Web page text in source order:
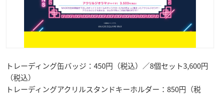
トレーディング缶バッジ：450円（税込）／8個セット3,600円
（税込）
トレーディングアクリルスタンドキーホルダー：850円（税